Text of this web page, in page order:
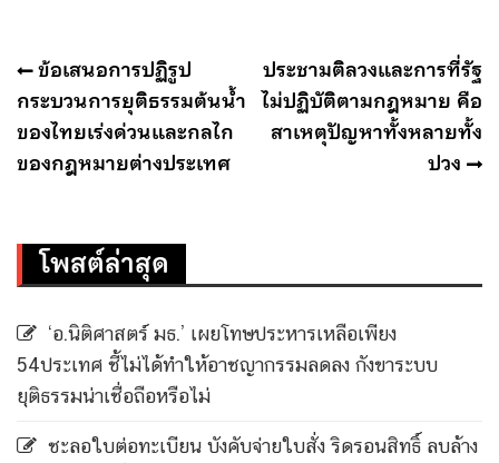
แนะแนว
เรื่อง
ข้อเสนอการปฏิรูป
กระบวนการยุติธรรมต้นน้ำ
ของไทยเร่งด่วนและกลไก
ของกฎหมายต่างประเทศ
ประชามติลวงและการที่รัฐ
ไม่ปฏิบัติตามกฎหมาย คือ
สาเหตุปัญหาทั้งหลายทั้ง
ปวง
โพสต์ล่าสุด
‘อ.นิติศาสตร์ มธ.’ เผยโทษประหารเหลือเพียง
54ประเทศ ชี้ไม่ได้ทำให้อาชญากรรมลดลง กังขาระบบ
ยุติธรรมน่าเชื่อถือหรือไม่
ชะลอใบต่อทะเบียน บังคับจ่ายใบสั่ง ริดรอนสิทธิ์ ลบล้าง